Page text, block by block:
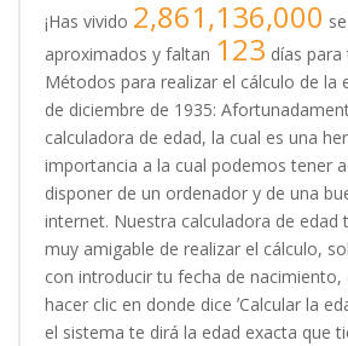
¡Has vivido 2,861,136,000
aproximados y faltan 123 días
Métodos para realizar el cálculo de la
de diciembre de 1935:
calculadora de edad, la cual es una
importancia a la cual podemos tener
disponer de un ordenador y de una
internet. Nuestra calculadora de edad
muy amigable de realizar el cálculo,
con introducir tu fecha de nacimiento,
hacer clic en donde dice ʼCalcular la
el sistema te dirá la edad exacta que